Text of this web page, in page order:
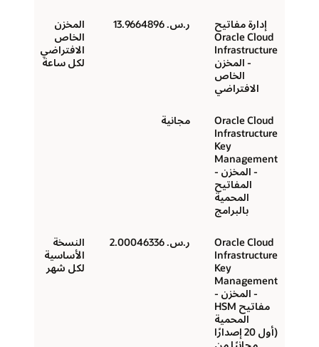
إدارة مفاتيح
Oracle Cloud
Infrastructure
- المخزن
الخاص
الافتراضي
ر.س.‏ 13.9664896
المخزن
الخاص
الافتراضي
لكل ساعة
Oracle Cloud
Infrastructure
Key
Management
- المخزن -
المفاتيح
المحمية
بالبرامج
مجانية
Oracle Cloud
Infrastructure
Key
Management
- المخزن -
مفاتيح HSM
المحمية
(أول 20 إصدارًا
ر.س.‏ 2.00046336
النسخة
الأساسية
لكل شهر